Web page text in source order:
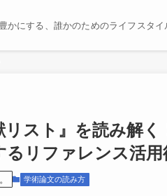
かにする、誰かのためのライフスタイ
スト』を読み解く
るリファレンス活用
学術論文の読み方